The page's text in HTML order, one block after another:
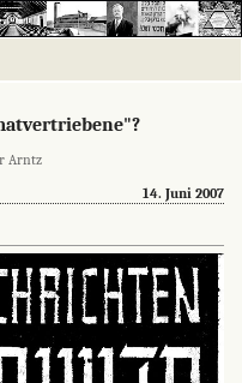
Arntz
14. Juni 2007